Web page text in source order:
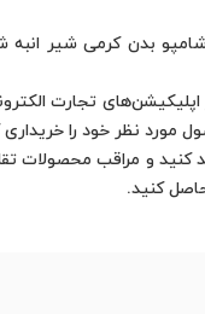
بدن کرمی شیر
اپلیکیشن‌های تجارت
مورد نظر خود را خریداری
کنید و مراقب محصولات
کنید.